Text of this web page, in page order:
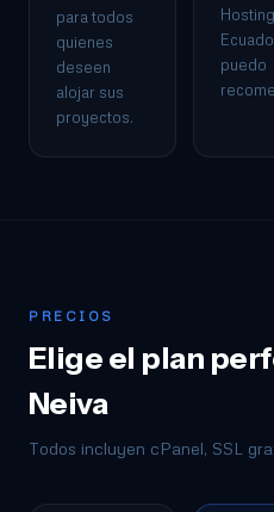
para todos
quienes
deseen
alojar sus
proyectos.
puedo
PRECIOS
Elige el plan
Neiva
Todos incluyen cPanel, SSL